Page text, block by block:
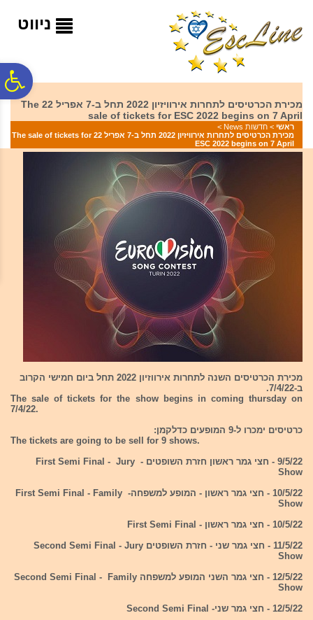
המרכזי
ניווט
מכירת הכרטיסים לתחרות אירוויזיון 2022 תחל ב-7 אפריל 22 The
sale of tickets for ESC 2022 begins on 7 April
ראשי > חדשות News
>
מכירת הכרטיסים לתחרות אירוויזיון 2022 תחל ב-7 אפריל 22 The sale of tickets for
ESC 2022 begins on 7 April
מכירת הכרטיסים השנה לתחרות אירווזיון 2022 תחל ביום חמישי הקרוב
ב-7/4/22.
The sale of tickets for the show begins in coming thursday on
7/4/22.
כרטיסים ימכרו ל-9 המופעים כדלקמן:
The tickets are going to be sell for 9 shows.
9/5/22 - חצי גמר ראשון חזרת השופטים - First Semi Final - Jury
Show
10/5/22 - חצי גמר ראשון - המופע למשפחה- First Semi Final - Family
Show
10/5/22 - חצי גמר ראשון - First Semi Final
11/5/22 - חצי גמר שני - חזרת השופטים Second Semi Final - Jury
Show
12/5/22 - חצי גמר השני המופע למשפחה Second Semi Final - Family
Show
12/5/22 - חצי גמר שני- Second Semi Final